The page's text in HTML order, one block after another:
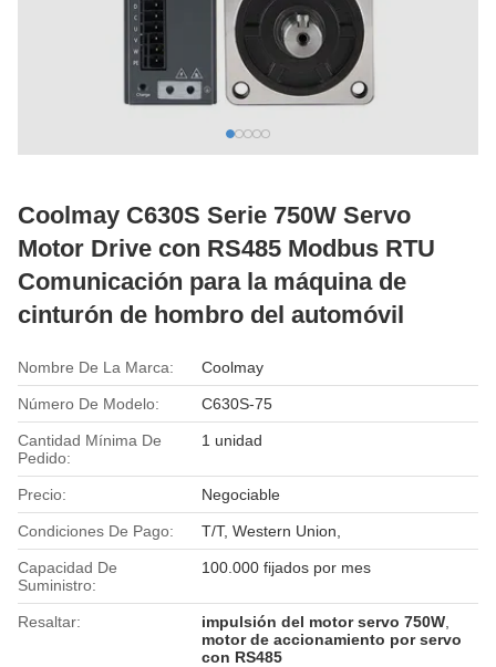
Coolmay C630S Serie 750W Servo
Motor Drive con RS485 Modbus RTU
Comunicación para la máquina de
cinturón de hombro del automóvil
Nombre De La Marca: Coolmay
Número De Modelo: C630S-75
Cantidad Mínima De
Pedido:
1 unidad
Precio: Negociable
Condiciones De Pago: T/T, Western Union,
Capacidad De
Suministro:
100.000 fijados por mes
Resaltar: impulsión del motor servo 750W
motor de accionamiento por servo
con RS485